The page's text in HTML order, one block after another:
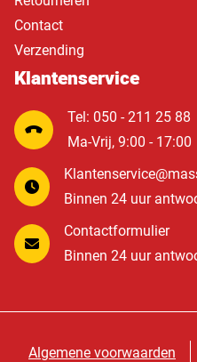
Contact
Verzending
Klantenservice
Tel: 050 - 211 25 88
Ma-Vrij, 9:00 - 17:00
Binnen 24 uur
Contactformulier
Binnen 24 uur
Algemene voorwaarden